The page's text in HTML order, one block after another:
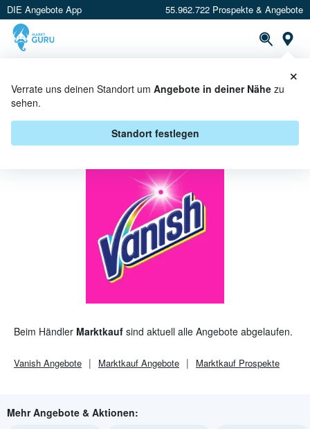
DIE Angebote App 55.962.722 Prospekte & Angebote
Verrate uns deinen Standort um Angebote in deiner Nähe zu
sehen.
Standort festlegen
×
VANISH BEI MARKTKAUF -
ANGEBOTE & AKTIONEN
Beim Händler Marktkauf sind aktuell alle Angebote abgelaufen.
Vanish Angebote Marktkauf Angebote Marktkauf Prospekte
Mehr Angebote & Aktionen: